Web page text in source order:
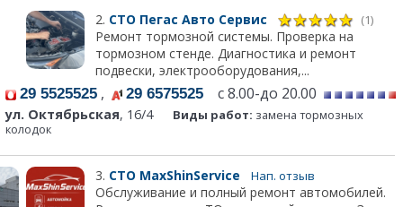
2. СТО Пегас Авто Сервис (1)
Ремонт тормозной системы. Проверка на
тормозном стенде. Диагностика и ремонт
подвески, электрооборудования,...
29 5525525 , 29 6575525 с 8.00-до 20.00
ул. Октябрьская, 16/4 Виды работ: замена тормозных
колодок
3. СТО MaxShinService Нап. отзыв
Обслуживание и полный ремонт автомобилей.